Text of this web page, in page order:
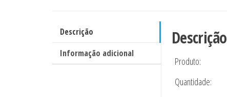
Descrição
Informação adicional
Descrição
Produto:
Quantidade: